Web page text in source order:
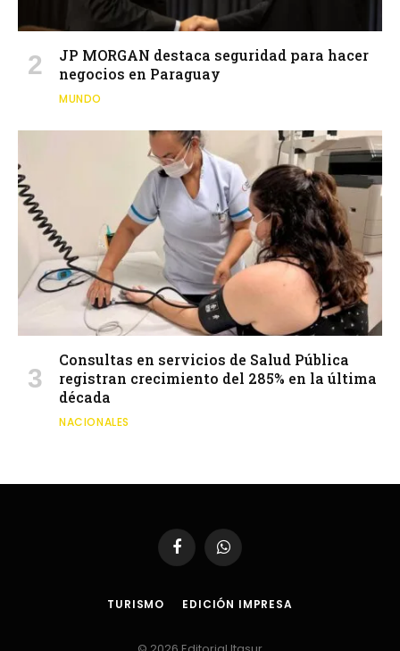
JP MORGAN destaca seguridad para hacer
negocios en Paraguay
MUNDO
Consultas en servicios de Salud Pública
registran crecimiento del 285% en la última
década
NACIONALES
FacebookWhatsApp
TURISMO EDICIÓN IMPRESA